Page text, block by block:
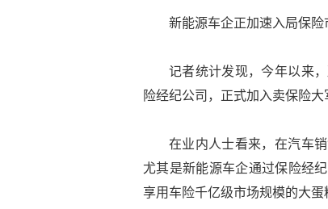
新能源车企正加速入局保险
记者统计发现，今年以来
险经纪公司，正式加入卖保险大
在业内人士看来，在汽车
尤其是新能源车企通过保险经
享用车险千亿级市场规模的大蛋